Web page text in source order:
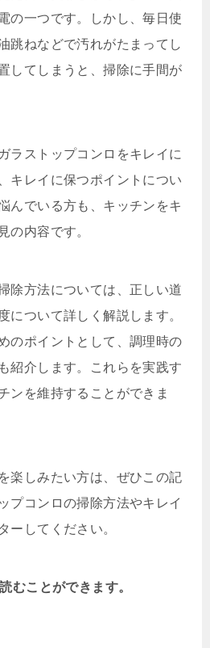
の一つです。しかし、毎日使
跳ねなどで汚れがたまってし
してしまうと、掃除に手間が
ラストップコンロをキレイに
キレイに保つポイントについ
んでいる方も、キッチンをキ
の内容です。
除方法については、正しい道
について詳しく解説します。
のポイントとして、調理時の
紹介します。これらを実践す
ンを維持することができま
楽しみたい方は、ぜひこの記
プコンロの掃除方法やキレイ
ーしてください。
むことができます。